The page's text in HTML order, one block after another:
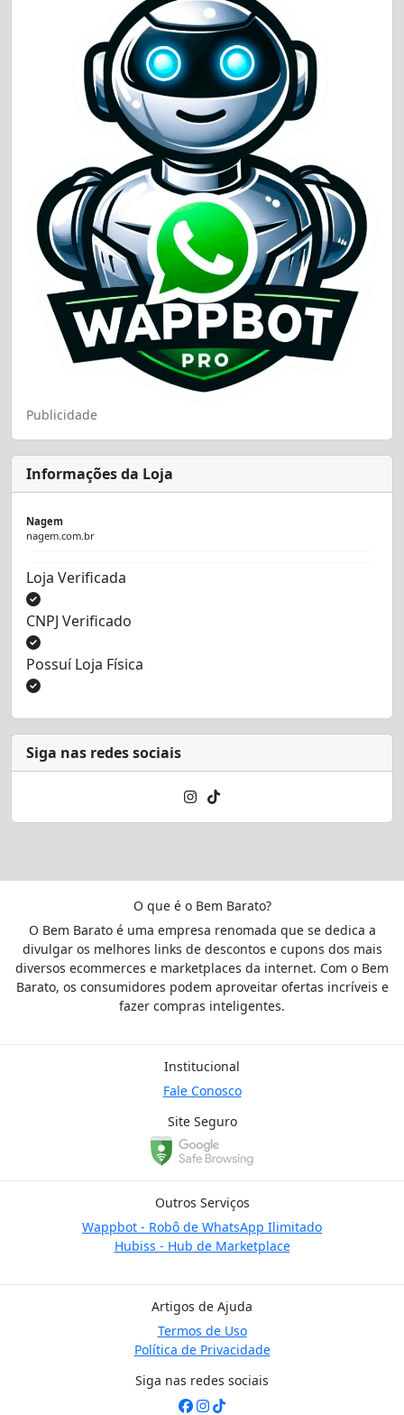
Publicidade
Informações da Loja
Nagem
nagem.com.br
Loja Verificada
CNPJ Verificado
Possuí Loja Física
Siga nas redes sociais
O que é o Bem Barato?
O Bem Barato é uma empresa renomada que se dedica a
divulgar os melhores links de descontos e cupons dos mais
diversos ecommerces e marketplaces da internet. Com o Bem
Barato, os consumidores podem aproveitar ofertas incríveis e
fazer compras inteligentes.
Institucional
Fale Conosco
Site Seguro
Outros Serviços
Wappbot - Robô de WhatsApp Ilimitado
Hubiss - Hub de Marketplace
Artigos de Ajuda
Termos de Uso
Política de Privacidade
Siga nas redes sociais